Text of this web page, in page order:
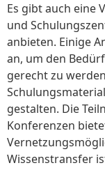
Es gibt auch eine
und
anbieten. Einige
an, um den
gerecht zu
gestalten. Die
Konferenzen
Wissenstransfer